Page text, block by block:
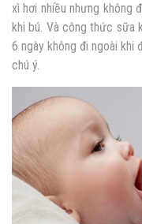
xì hơi nhiều nhưng không
khi bú. Và công thức sữa
6 ngày không đi ngoài khi
chú ý.